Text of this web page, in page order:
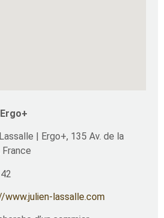
| Ergo+, 135 Av. de la
lassalle.com